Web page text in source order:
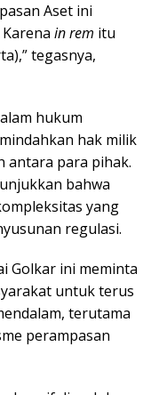
Aset ini
in rem itu
tegasnya,
hukum
hak milik
antara para pihak.
bahwa
yang
regulasi.
Golkar ini meminta
untuk terus
terutama
perampasan